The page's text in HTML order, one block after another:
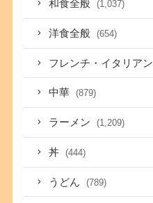
和食全般 (1,037)
洋食全般 (654)
フレンチ・イタリアン
中華 (879)
ラーメン (1,209)
丼 (444)
うどん (789)